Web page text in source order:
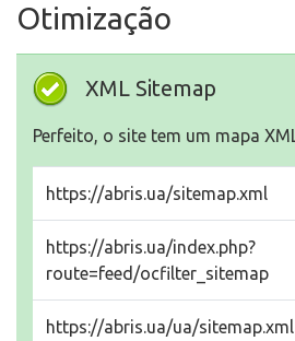
Otimização
XML Sitemap
Perfeito, o site tem um mapa
https://abris.ua/sitemap.xml
https://abris.ua/index.php?
route=feed/ocfilter_sitemap
https://abris.ua/ua/sitemap.xml